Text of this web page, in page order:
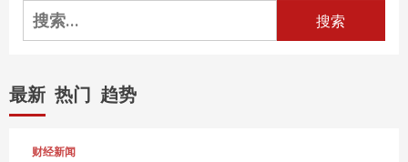
搜
索：
最新 热门 趋势
财经新闻